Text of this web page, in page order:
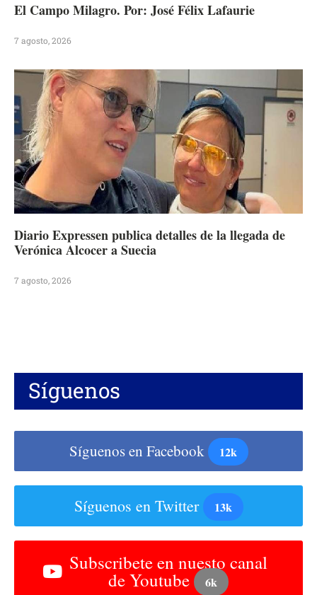
El Campo Milagro. Por: José Félix Lafaurie
7 agosto, 2026
Diario Expressen publica detalles de la llegada de
Verónica Alcocer a Suecia
7 agosto, 2026
Síguenos
Síguenos en Facebook 12k
Síguenos en Twitter 13k
Subscribete en nuesto canal
de Youtube 6k